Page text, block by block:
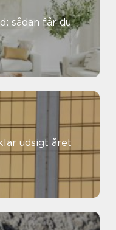
sådan får du